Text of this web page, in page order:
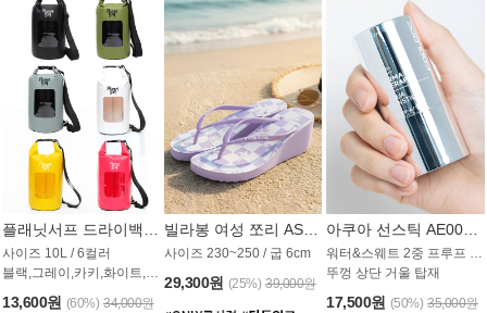
사이즈 10L / 6컬러
블랙,그레이,카키,화이트,옐로우,핑크
13,600원 (60%) 34,000원
사이즈 230~250 / 굽 6cm
29,300원 (25%) 39,000원
워터&스웨트 2중 프루프 / SPF 50+
뚜껑 상단 거울 탑재
17,500원 (50%) 35,000원